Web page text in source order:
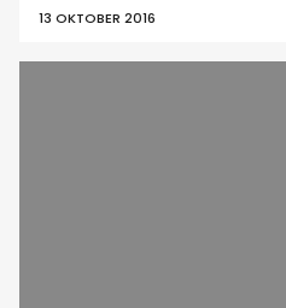
13 OKTOBER 2016